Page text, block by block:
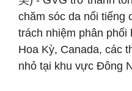
chăm sóc da nổi tiếng
trách nhiệm phân phối
Hoa Kỳ, Canada, các
nhỏ tại khu vực Đông